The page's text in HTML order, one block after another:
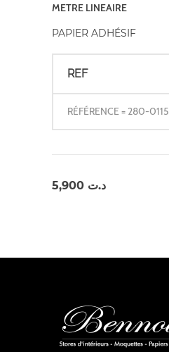
METRE LINEAIRE
PAPIER ADHÉSIF
REF
RÉFÉRENCE = 280-0115
د.ت